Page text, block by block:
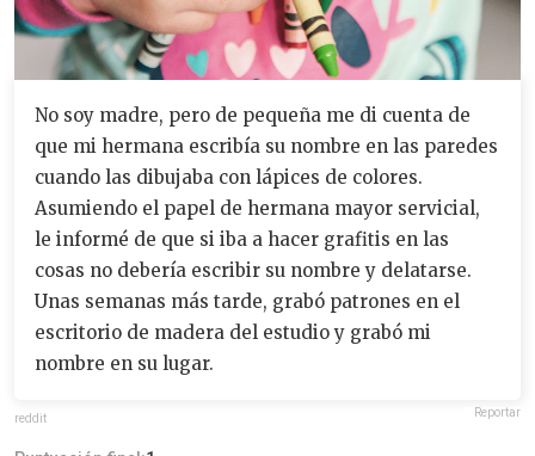
No soy madre, pero de pequeña me di cuenta de
que mi hermana escribía su nombre en las paredes
cuando las dibujaba con lápices de colores.
Asumiendo el papel de hermana mayor servicial,
le informé de que si iba a hacer grafitis en las
cosas no debería escribir su nombre y delatarse.
Unas semanas más tarde, grabó patrones en el
escritorio de madera del estudio y grabó mi
nombre en su lugar.
reddit Reportar